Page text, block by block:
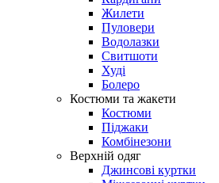
Жилети
Пуловери
Водолазки
Свитшоти
Худі
Болеро
Костюми та жакети
Костюми
Піджаки
Комбінезони
Верхній одяг
Джинсові куртки